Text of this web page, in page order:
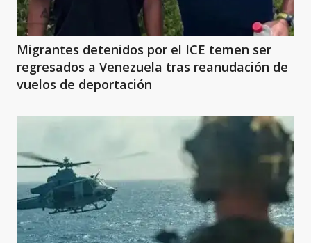
Migrantes detenidos por el ICE temen ser
regresados a Venezuela tras reanudación de
vuelos de deportación